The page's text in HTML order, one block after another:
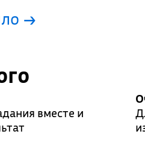
→
вместе и